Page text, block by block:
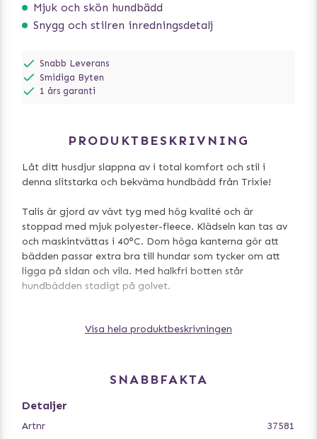
Mjuk och skön hundbädd
Snygg och stilren inredningsdetalj
Snabb Leverans
Smidiga Byten
1 års garanti
PRODUKTBESKRIVNING
Låt ditt husdjur slappna av i total komfort och stil i
denna slitstarka och bekväma hundbädd från Trixie!
Talis är gjord av vävt tyg med hög kvalité och är
stoppad med mjuk polyester-fleece. Klädseln kan tas av
och maskintvättas i 40°C. Dom höga kanterna gör att
bädden passar extra bra till hundar som tycker om att
ligga på sidan och vila. Med halkfri botten står
hundbädden stadigt på golvet.
Small - 60 x 50 cmVisa hela produktbeskrivningen
SNABBFAKTA
Detaljer
Artnr 37581